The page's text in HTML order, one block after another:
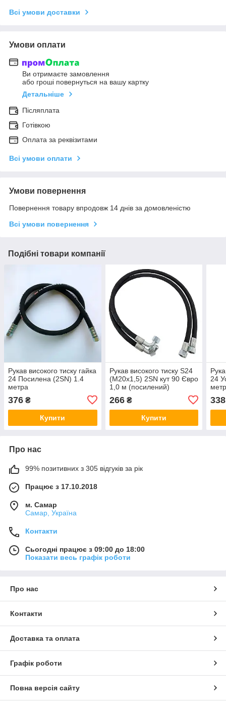
Всі умови доставки
Умови оплати
Ви отримаєте замовлення
або гроші повернуться на вашу картку
Детальніше
Післяплата
Готівкою
Оплата за реквізитами
Всі умови оплати
Умови повернення
Повернення товару впродовж 14 днів за домовленістю
Всі умови повернення
Подібні товари компанії
Рукав високого тиску гайка
24 Посилена (2SN) 1.4
метра
376 ₴
Купити
Рукав високого тиску S24
(М20х1,5) 2SN кут 90 Євро
1,0 м (посилений)
266₴
Купити
24
338
Про нас
99% позитивних з 305 відгуків за рік
Працює з 17.10.2018
м. Самар
Самар, Україна
Контакти
Сьогодні працює з 09:00 до 18:00
Показати весь графік роботи
Про нас
Контакти
Доставка та оплата
Графік роботи
Повна версія сайту